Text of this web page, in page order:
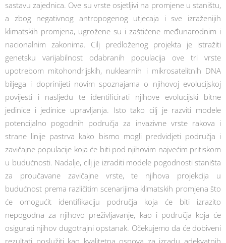
sastavu zajednica. Ove su vrste osjetljivi na promjene u staništu,
a zbog negativnog antropogenog utjecaja i sve izraženijih
klimatskih promjena, ugrožene su i zaštićene međunarodnim i
nacionalnim zakonima. Cilj predloženog projekta je istražiti
genetsku varijabilnost odabranih populacija ove tri vrste
upotrebom mitohondrijskih, nuklearnih i mikrosatelitnih DNA
biljega i doprinijeti novim spoznajama o njihovoj evolucijskoj
povijesti i nasljeđu te identificirati njihove evolucijski bitne
jedinice i jedinice upravljanja. Isto tako cilj je razviti modele
potencijalno pogodnih područja za invazivne vrste rakova i
strane linije pastrva kako bismo mogli predvidjeti područja i
zavičajne populacije koja će biti pod njihovim najvećim pritiskom
u budućnosti. Nadalje, cilj je izraditi modele pogodnosti staništa
za proučavane zavičajne vrste, te njihova projekcija u
budućnost prema različitim scenarijima klimatskih promjena što
će omogućit identifikaciju područja koja će biti izrazito
nepogodna za njihovo preživljavanje, kao i područja koja će
osigurati njihov dugotrajni opstanak. Očekujemo da će dobiveni
rezultati poslužiti kao kvalitetna osnova za izradu adekvatnih